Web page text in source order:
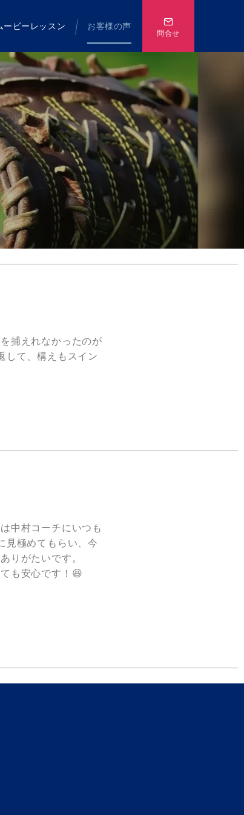
ービーレッスン お客様の声
問合せ
捕えれなかったのが
して、構えもスイン
中村コーチにいつも
見極めてもらい、今
りがたいです。
も安心です！😆